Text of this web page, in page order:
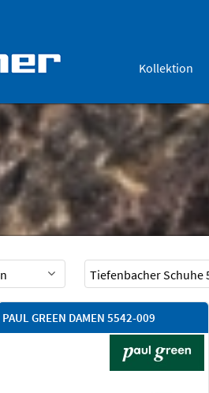
Kollektion
PAUL GREEN DAMEN 5542-009